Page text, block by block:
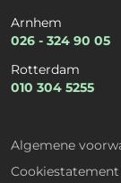
Arnhem
026 - 324 90 05
Rotterdam
010 304 5255
Algemene
Cookiestatement